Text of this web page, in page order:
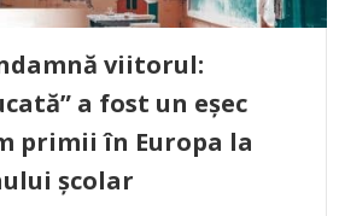
viitorul:
a fost un eșec
primii în Europa la
școlar